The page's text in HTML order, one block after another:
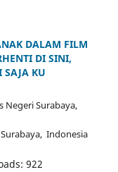
DALAM FILM
DI SINI,
SAJA KU
Negeri Surabaya,
Indonesia
922